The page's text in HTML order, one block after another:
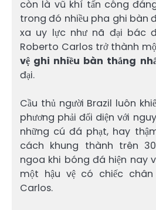
còn là vũ khí tấn công đáng
trong đó nhiều pha ghi bàn
xa uy lực như nã đại bác
Roberto Carlos trở thành
vệ ghi nhiều bàn thắng
đại.
Cầu thủ người Brazil luôn
phương phải đối diện với
những cú đá phạt, hay
cách khung thành trên
ngoa khi bóng đá hiện nay
một hậu vệ có chiếc
Carlos.